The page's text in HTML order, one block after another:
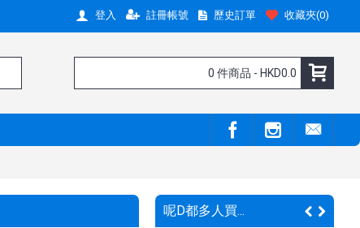
登入 註冊帳號 歷史訂單 收藏夾(0)
0 件商品 - HKD0.0
呢D都多人買...